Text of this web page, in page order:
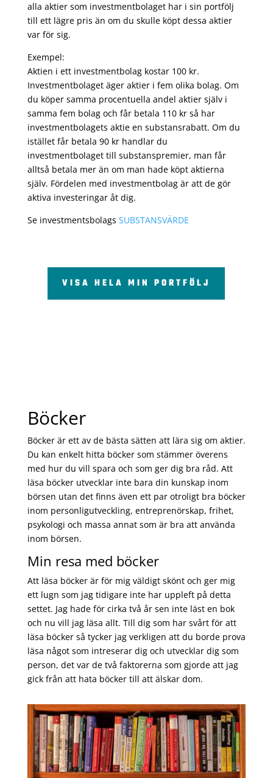
alla aktier som investmentbolaget har i sin portfölj
till ett lägre pris än om du skulle köpt dessa aktier
var för sig.
Exempel:
Aktien i ett investmentbolag kostar 100 kr.
Investmentbolaget äger aktier i fem olika bolag. Om
du köper samma procentuella andel aktier själv i
samma fem bolag och får betala 110 kr så har
investmentbolagets aktie en substansrabatt. Om du
istället får betala 90 kr handlar du
investmentbolaget till substanspremier, man får
alltså betala mer än om man hade köpt aktierna
själv. Fördelen med investmentbolag är att de gör
aktiva investeringar åt dig.
Se investmentsbolags SUBSTANSVÄRDE
VISA HELA MIN PORTFÖLJ
Böcker
Böcker är ett av de bästa sätten att lära sig om aktier.
Du kan enkelt hitta böcker som stämmer överens
med hur du vill spara och som ger dig bra råd. Att
läsa böcker utvecklar inte bara din kunskap inom
börsen utan det finns även ett par otroligt bra böcker
inom personligutveckling, entreprenörskap, frihet,
psykologi och massa annat som är bra att använda
inom börsen.
Min resa med böcker
Att läsa böcker är för mig väldigt skönt och ger mig
ett lugn som jag tidigare inte har uppleft på detta
settet. Jag hade för cirka två år sen inte läst en bok
och nu vill jag läsa allt. Till dig som har svårt för att
läsa böcker så tycker jag verkligen att du borde prova
läsa något som intreserar dig och utvecklar dig som
person, det var de två faktorerna som gjorde att jag
gick från att hata böcker till att älskar dom.